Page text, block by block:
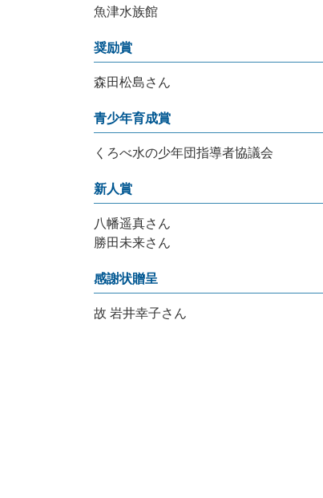
魚津水族館
奨励賞
森田松島さん
青少年育成賞
くろべ水の少年団指導者協議会
新人賞
八幡遥真さん
勝田未来さん
感謝状贈呈
故 岩井幸子さん